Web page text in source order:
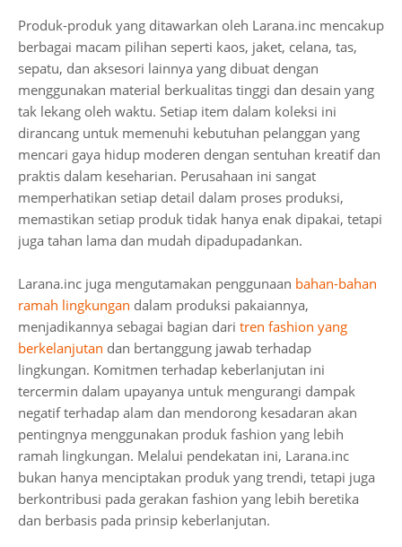
Produk-produk yang ditawarkan oleh Larana.inc mencakup
berbagai macam pilihan seperti kaos, jaket, celana, tas,
sepatu, dan aksesori lainnya yang dibuat dengan
menggunakan material berkualitas tinggi dan desain yang
tak lekang oleh waktu. Setiap item dalam koleksi ini
dirancang untuk memenuhi kebutuhan pelanggan yang
mencari gaya hidup moderen dengan sentuhan kreatif dan
praktis dalam keseharian. Perusahaan ini sangat
memperhatikan setiap detail dalam proses produksi,
memastikan setiap produk tidak hanya enak dipakai, tetapi
juga tahan lama dan mudah dipadupadankan.
Larana.inc juga mengutamakan penggunaan bahan-bahan
ramah lingkungan dalam produksi pakaiannya,
menjadikannya sebagai bagian dari tren fashion yang
berkelanjutan dan bertanggung jawab terhadap
lingkungan. Komitmen terhadap keberlanjutan ini
tercermin dalam upayanya untuk mengurangi dampak
negatif terhadap alam dan mendorong kesadaran akan
pentingnya menggunakan produk fashion yang lebih
ramah lingkungan. Melalui pendekatan ini, Larana.inc
bukan hanya menciptakan produk yang trendi, tetapi juga
berkontribusi pada gerakan fashion yang lebih beretika
dan berbasis pada prinsip keberlanjutan.